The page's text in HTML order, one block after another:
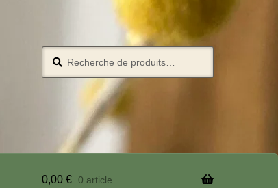
0,00 € 0 article